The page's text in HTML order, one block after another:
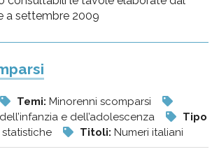
a settembre 2009
Temi: Minorenni scomparsi
e dell’adolescenza
Tipo
Titoli: Numeri italiani